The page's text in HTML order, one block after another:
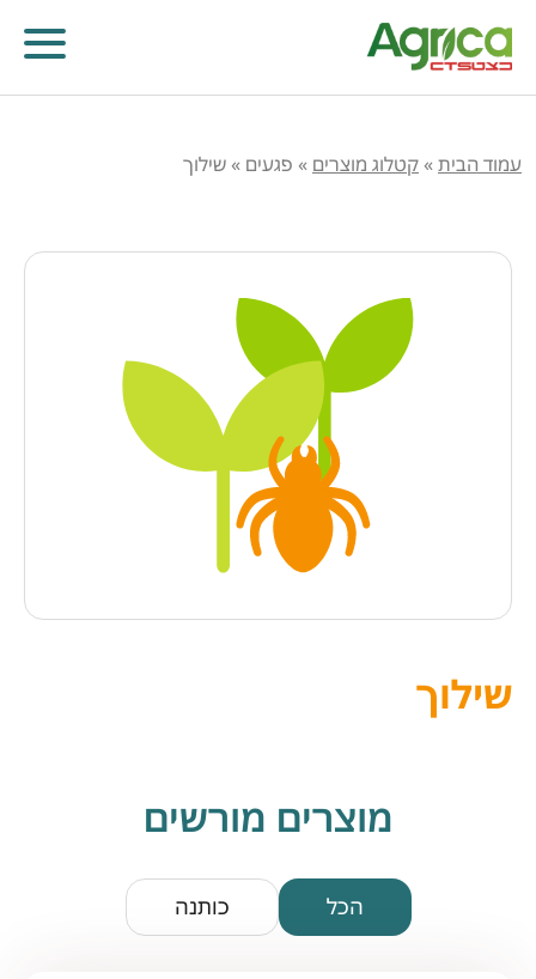
קוטלי עשבים
קוטלי מחלות
קוטלי חרקים
דישון עלוותי וביוסטימולנטים
שונות
עמוד הבית»קטלוג מוצרים » פגעים »שילוך
שילוך
מוצרים מורשים
הכל כותנה